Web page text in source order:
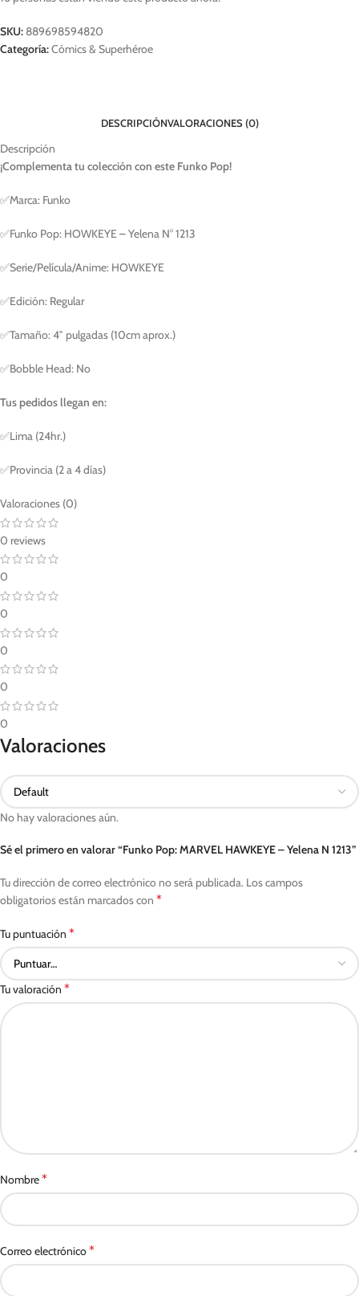
SKU: 889698594820
Categoría:Cómics & Superhéroe
DESCRIPCIÓNVALORACIONES (0)
Descripción
¡Complementa tu colección con este Funko Pop!
✅Marca: Funko
✅Funko Pop: HOWKEYE – Yelena N° 1213
✅Serie/Película/Anime: HOWKEYE
✅Edición: Regular
✅Tamaño: 4″ pulgadas (10cm aprox.)
✅Bobble Head: No
Tus pedidos llegan en:
✅Lima (24hr.)
✅Provincia (2 a 4 días)
Valoraciones (0)
0 reviews
0
0
0
0
0
Valoraciones
No hay valoraciones aún.
Sé el primero en valorar “Funko Pop: MARVEL HAWKEYE – Yelena N 1213”
Tu dirección de correo electrónico no será publicada. Los campos
obligatorios están marcados con *
Tu puntuación *
Tu valoración *
Nombre*
Correo electrónico*